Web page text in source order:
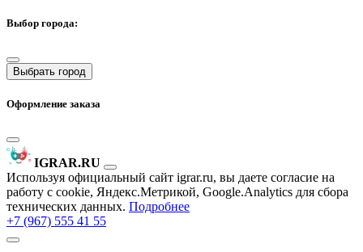
Выбор города:
Выбрать город
Оформление заказа
IGRAR.RU
Используя официальный сайт igrar.ru, вы даете согласие на
работу с cookie, Яндекс.Метрикой, Google.Analytics для сбора
технических данных. Подробнее
+7 (967) 555 41 55